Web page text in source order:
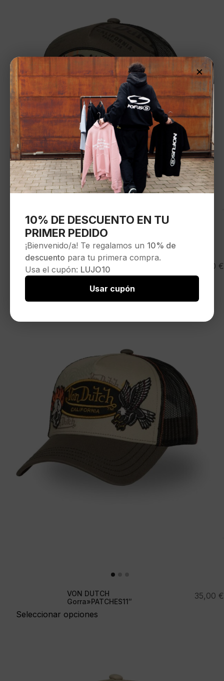
VON DUTCH
Gorra»CAFE04″
Seleccionar opciones
35,00 €
VON DUTCH
Gorra»PATCHES11″
Seleccionar opciones
35,00 €
×
10% DE DESCUENTO EN TU
PRIMER PEDIDO
¡Bienvenido/a! Te regalamos un 10% de
descuento para tu primera compra.
Usa el cupón: LUJO10
Usar cupón